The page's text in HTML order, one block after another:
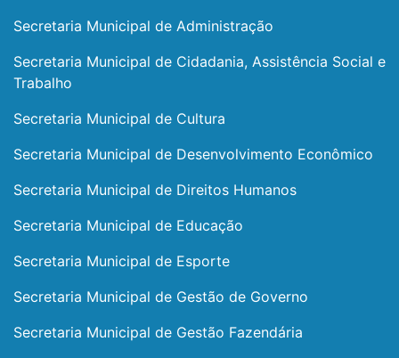
Secretaria Municipal de Administração
Secretaria Municipal de Cidadania, Assistência Social e
Trabalho
Secretaria Municipal de Cultura
Secretaria Municipal de Desenvolvimento Econômico
Secretaria Municipal de Direitos Humanos
Secretaria Municipal de Educação
Secretaria Municipal de Esporte
Secretaria Municipal de Gestão de Governo
Secretaria Municipal de Gestão Fazendária